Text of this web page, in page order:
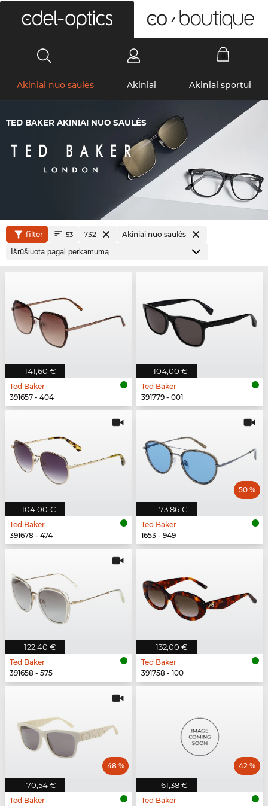
Akiniai nuo saulės Akiniai Akiniai sportui
TED BAKER AKINIAI NUO SAULĖS
filter 53 732 Akiniai nuo saulės
141,60 €
Ted Baker
391657 - 404
104,00 €
Ted Baker
391779 - 001
104,00 €
Ted Baker
391678 - 474
73,86 €
50 %
Ted Baker
1653 - 949
122,40 €
Ted Baker
391658 - 575
132,00 €
Ted Baker
391758 - 100
70,54 €
48 %
Ted Baker
61,38 €
42 %
Ted Baker